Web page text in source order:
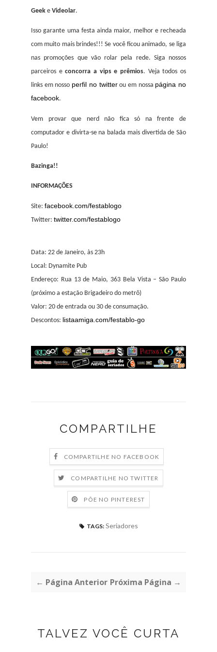
Geek e Videolar.
Isso garante uma festa ainda maior, melhor e recheada
com muito mais brindes!!! Se você ficou animado, se liga
nas promoções que vão rolar pela rede. Siga nossos
parceiros econcorra a vips e prêmios. Veja todos os
links em nosso perfil no twitterou em nossa página no
facebook.
Vem provar que nerd não fica só na frente de
computador e divirta-se na balada mais divertida de São
Paulo!
Bazinga!!
INFORMAÇÕES
Site: facebook.com/festablogo
Twitter: twitter.com/festablogo
Data: 22 de Janeiro, às 23h
Local: Dynamite Pub
Endereço: Rua 13 de Maio, 363 Bela Vista – São Paulo
(próximo a estação Brigadeiro do metrô)
Valor: 20 de entrada ou 30 de consumação.
Descontos: listaamiga.com/festablo-go
COMPARTILHE
COMPARTILHE NO FACEBOOK
COMPARTILHE NO TWITTER
PÕE NO PINTEREST
TAGS: Seriadores
← Página Anterior Próxima Página →
TALVEZ VOCÊ CURTA